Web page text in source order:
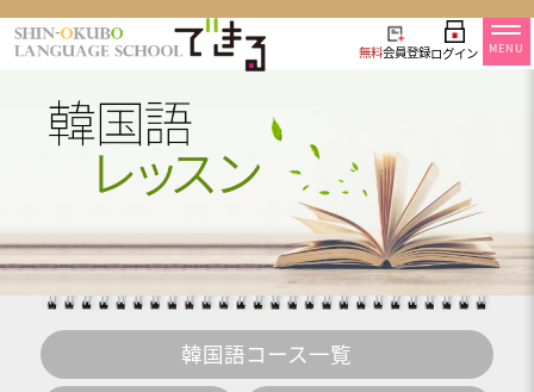
無料会員登録ログイン MENU
韓国語コース一覧